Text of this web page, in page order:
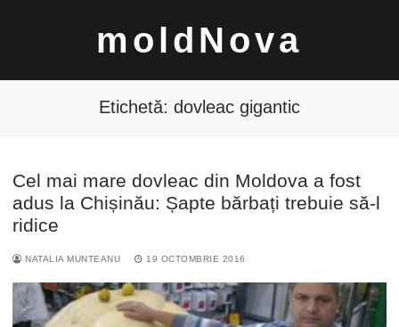
moldNova
Caută
după:
Etichetă: dovleac gigantic
Cel mai mare dovleac din Moldova a fost
adus la Chișinău: Șapte bărbați trebuie să-l
ridice
NATALIA MUNTEANU 19 OCTOMBRIE 2016